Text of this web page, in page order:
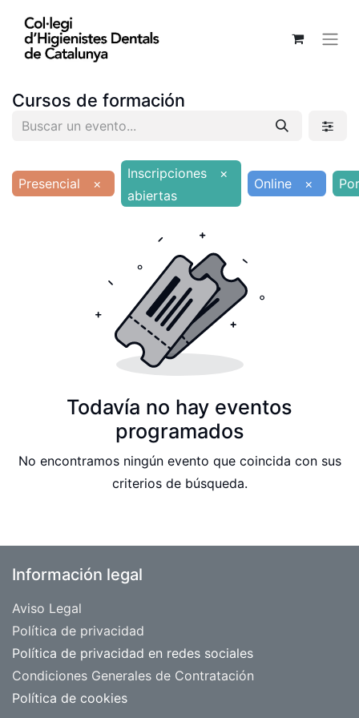
Cursos de formación
Presencial ×
Inscripciones
abiertas
×
Online ×
Todavía no hay eventos
programados
No encontramos ningún evento que coincida con sus
criterios de búsqueda.
Información legal
Aviso Legal
​Política de privacidad
Política de privacidad en redes sociales
Condiciones Generales de Contratación
Política de cookies